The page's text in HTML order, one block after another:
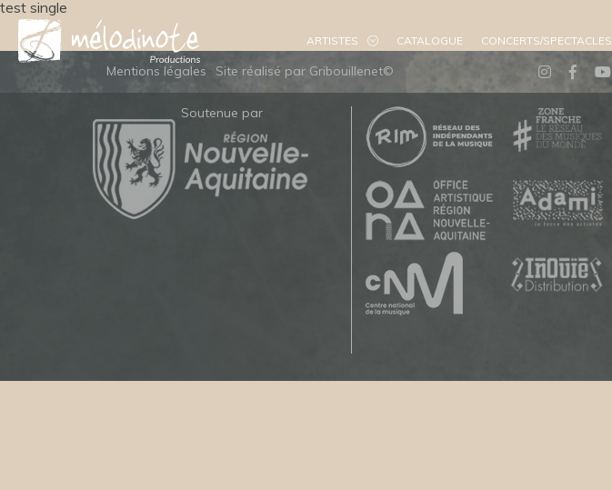
ARTISTES CATALOGUE CONCERTS/SPECTACLES
test single
Mentions légales Site réalisé par Gribouillenet©
Soutenue par